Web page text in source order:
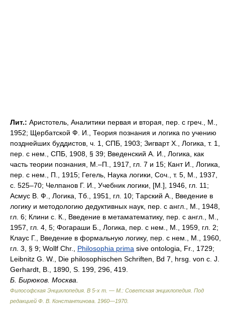
Лит.: Аристотель, Аналитики первая и вторая, пер. c греч., М.,
1952; Щербатcкой Ф. И., Теория познания и логика по учению
позднейших буддистов, ч. 1, СПБ, 1903; Зигварт X., Логика, т. 1,
пер. с нем., СПБ, 1908, § 39; Введенский А. И., Логика, как
часть теории познания, М.–П., 1917, гл. 7 и 15; Кант И., Логика,
пер. с нем., П., 1915; Гегель, Наука логики, Соч., т. 5, М., 1937,
с. 525–70; Челпанов Г. И., Учебник логики, [М.], 1946, гл. 11;
Асмус В. Ф., Логика, Тб., 1951, гл. 10; Τaрский Α., Введение в
логику и методологию дедуктивных наук, пер. с англ., М., 1948,
гл. 6; Клини с. К., Введение в метаматематику, пер. с англ., М.,
1957, гл. 4, 5; Φогараши Б., Логика, пер. с нем., М., 1959, гл. 2;
Клаус Г., Введение в формальную логику, пер. с нем., М., 1960,
гл. 3, § 9; Wоllf Chr., Philosophia prima sive ontologia, Fr., 1729;
Leibnitz G. W., Die philosophischen Schriften, Bd 7, hrsg. von с. J.
Gerhardt, В., 1890, S. 199, 296, 419.
Б. Бирюков. Москва.
Философская Энциклопедия. В 5-х т. — М.: Советская энциклопедия Под
редакцией Ф. В. Константинова 1960—1970